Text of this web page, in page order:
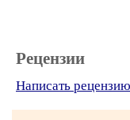
Рецензии
Написать рецензию